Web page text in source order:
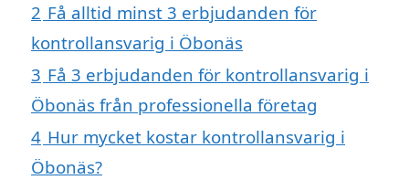
2 Få alltid minst 3 erbjudanden för
kontrollansvarig i Öbonäs
3 Få 3 erbjudanden för kontrollansvarig i
Öbonäs från professionella företag
4 Hur mycket kostar kontrollansvarig i
Öbonäs?